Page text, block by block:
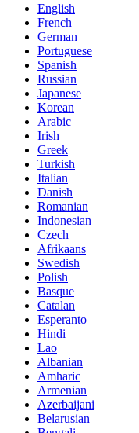
English
French
German
Portuguese
Spanish
Russian
Japanese
Korean
Arabic
Irish
Greek
Turkish
Italian
Danish
Romanian
Indonesian
Czech
Afrikaans
Swedish
Polish
Basque
Catalan
Esperanto
Hindi
Lao
Albanian
Amharic
Armenian
Azerbaijani
Belarusian